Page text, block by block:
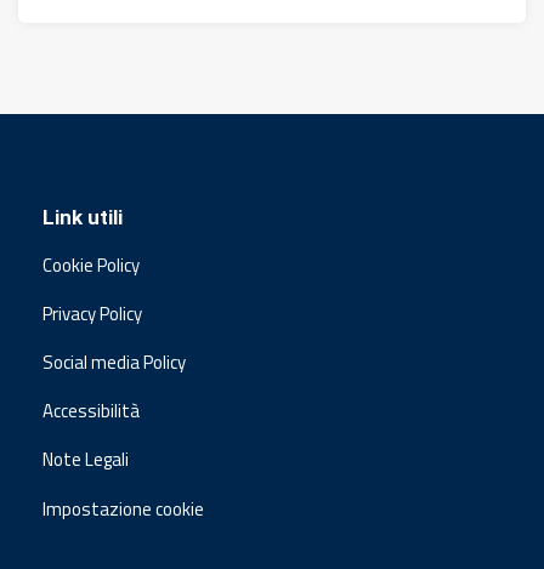
Link utili
Cookie Policy
Privacy Policy
Social media Policy
Accessibilità
Note Legali
Impostazione cookie